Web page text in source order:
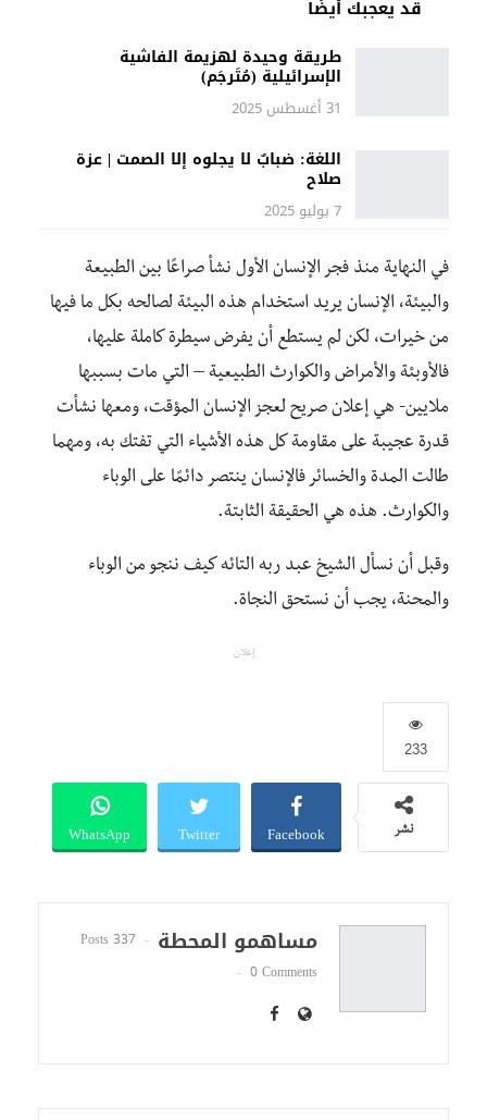
قد يعجبك أيضًا
طريقة وحيدة لهزيمة الفاشية
الإسرائيلية (مُتَرجَم)
31 أغسطس 2025
اللغة: ضبابٌ لا يجلوه إلا الصمت | عزة
صلاح
7 يوليو 2025
في النهاية منذ فجر الإنسان الأول نشأ صراعًا بين الطبيعة
والبيئة، الإنسان يريد استخدام هذه البيئة لصالحه بكل ما فيها
من خيرات، لكن لم يستطع أن يفرض سيطرة كاملة عليها،
فالأوبئة والأمراض والكوارث الطبيعية – التي مات بسببها
ملايين- هي إعلان صريح لعجز الإنسان المؤقت، ومعها نشأت
قدرة عجيبة على مقاومة كل هذه الأشياء التي تفتك به، ومهما
طالت المدة والخسائر فالإنسان ينتصر دائمًا على الوباء
والكوارث. هذه هي الحقيقة الثابتة.
وقبل أن نسأل الشيخ عبد ربه التائه كيف ننجو من الوباء
والمحنة، يجب أن نستحق النجاة.
إعلان
233
نشر Facebook
Twitter
WhatsApp
مساهمو المحطة
337 Posts
0 Comments